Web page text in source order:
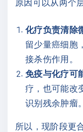
化疗负责清除
留少量癌细胞
接杀伤作用。
免疫与化疗可
疗，也可能改
识别残余肿瘤。
所以，现阶段更